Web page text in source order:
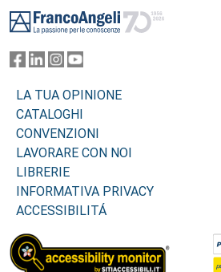
LA TUA OPINIONE
CATALOGHI
CONVENZIONI
LAVORARE CON NOI
LIBRERIE
INFORMATIVA PRIVACY
ACCESSIBILITÁ